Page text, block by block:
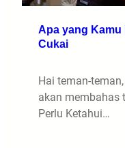
Apa yang Kamu
Cukai
Hai teman-
akan membahas
Perlu Ketahui…